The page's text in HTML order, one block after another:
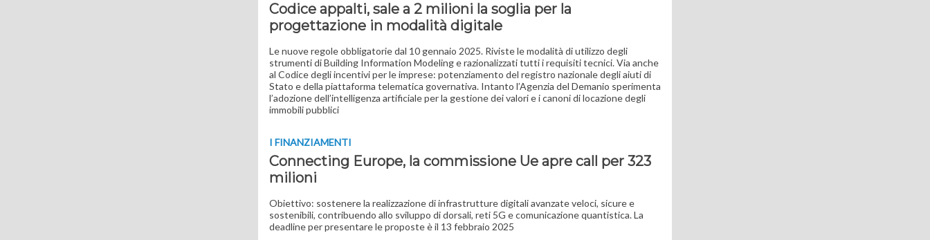
Codice appalti, sale a 2 milioni la soglia per la
progettazione in modalità digitale
Le nuove regole obbligatorie dal 10 gennaio 2025. Riviste le modalità di utilizzo degli
strumenti di Building Information Modeling e razionalizzati tutti i requisiti tecnici. Via anche
al Codice degli incentivi per le imprese: potenziamento del registro nazionale degli aiuti di
Stato e della piattaforma telematica governativa. Intanto l’Agenzia del Demanio sperimenta
l’adozione dell’intelligenza artificiale per la gestione dei valori e i canoni di locazione degli
immobili pubblici
I FINANZIAMENTI
Connecting Europe, la commissione Ue apre call per 323
milioni
Obiettivo: sostenere la realizzazione di infrastrutture digitali avanzate veloci, sicure e
sostenibili, contribuendo allo sviluppo di dorsali, reti 5G e comunicazione quantistica. La
deadline per presentare le proposte è il 13 febbraio 2025